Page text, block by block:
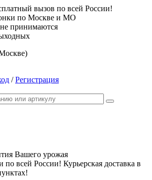
вызов по всей России!
по Москве и МО
не принимаются
/Регистрация
Вашего урожая
по всей России! Курьерская доставка в